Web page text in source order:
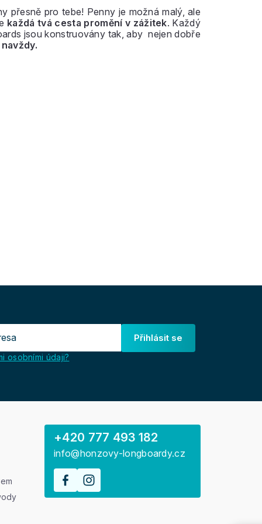
přesně pro tebe! Penny je možná malý, ale
každá tvá cesta promění v zážitek. Každý
jsou konstruovány tak, aby nejen dobře
Přihlásit se
osobními údaji?
+420 777 493 182
info@honzovy-longboardy.cz